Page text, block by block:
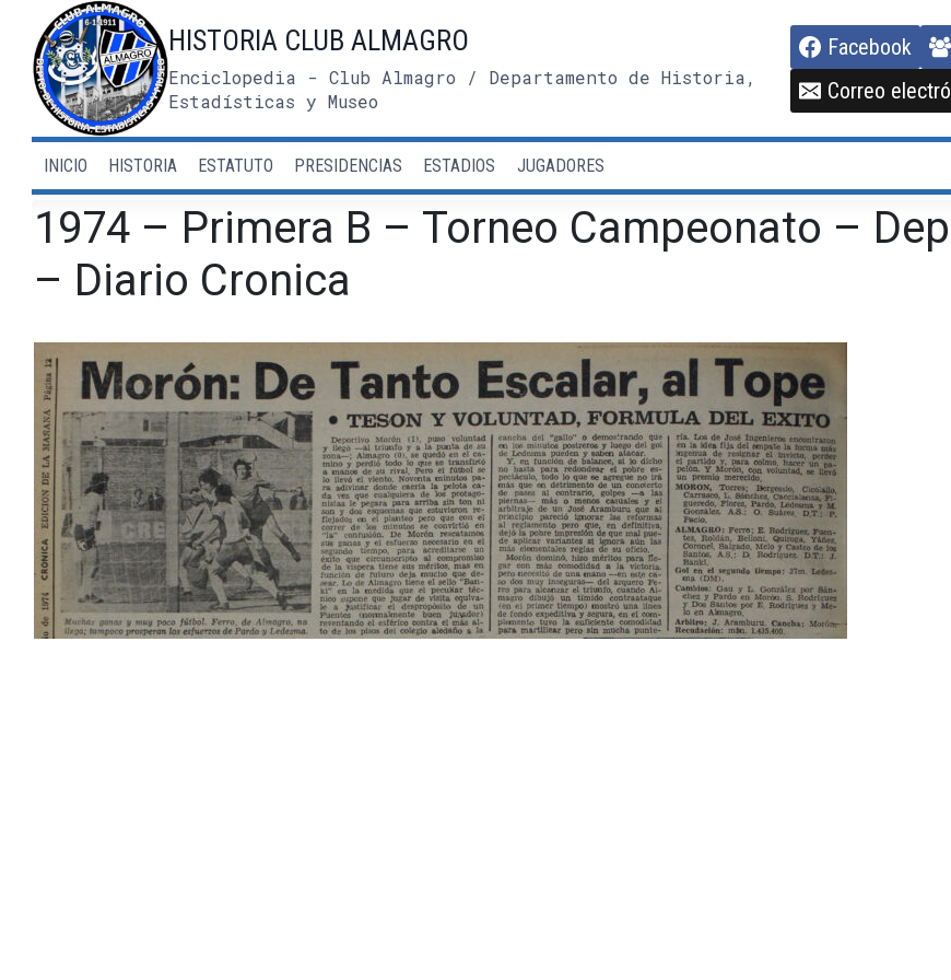
contenido
HISTORIA CLUB ALMAGRO
Enciclopedia - Club Almagro / Departamento de Historia,
Estadísticas y Museo
Facebook
Correo
INICIO HISTORIA ESTATUTO PRESIDENCIAS ESTADIOS JUGADORES
1974 – Primera B – Torneo Campeonato –
– Diario Cronica